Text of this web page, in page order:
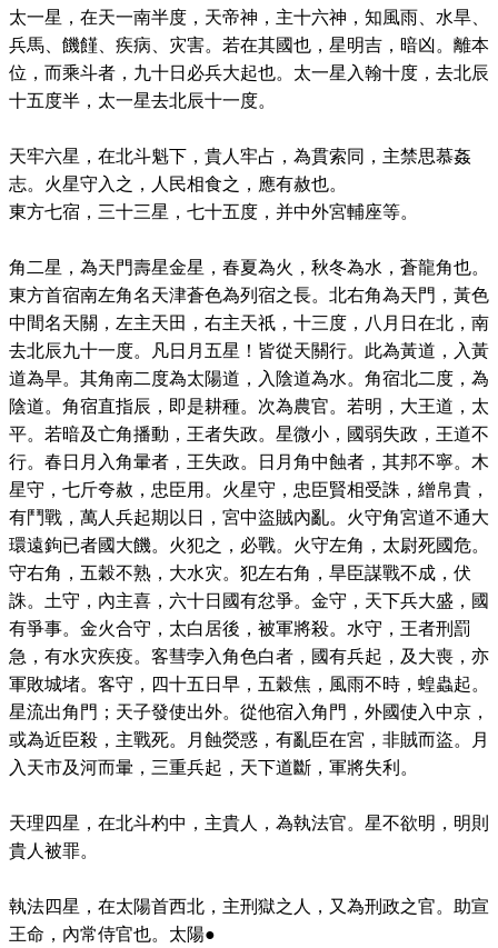
太一星，在天一南半度，天帝神，主十六神，知風雨、水旱、
兵馬、饑饉、疾病、灾害。若在其國也，星明吉，暗凶。離本
位，而乘斗者，九十日必兵大起也。太一星入翰十度，去北辰
十五度半，太一星去北辰十一度。
天牢六星，在北斗魁下，貴人牢占，為貫索同，主禁思慕姦
志。火星守入之，人民相食之，應有赦也。
東方七宿，三十三星，七十五度，并中外宮輔座等。
角二星，為天門壽星金星，春夏為火，秋冬為水，蒼龍角也。
東方首宿南左角名天津蒼色為列宿之長。北右角為天門，黃色
中間名天關，左主天田，右主天祇，十三度，八月日在北，南
去北辰九十一度。凡日月五星！皆從天關行。此為黃道，入黃
道為旱。其角南二度為太陽道，入陰道為水。角宿北二度，為
陰道。角宿直指辰，即是耕種。次為農官。若明，大王道，太
平。若暗及亡角播動，王者失政。星微小，國弱失政，王道不
行。春日月入角暈者，王失政。日月角中蝕者，其邦不寧。木
星守，七斤夸赦，忠臣用。火星守，忠臣賢相受誅，繒帛貴，
有鬥戰，萬人兵起期以日，宮中盜賊內亂。火守角宮道不通大
環遠鉤已者國大饑。火犯之，必戰。火守左角，太尉死國危。
守右角，五穀不熟，大水灾。犯左右角，旱臣謀戰不成，伏
誅。土守，內主喜，六十日國有忿爭。金守，天下兵大盛，國
有爭事。金火合守，太白居後，被軍將殺。水守，王者刑罰
急，有水灾疾疫。客彗孛入角色白者，國有兵起，及大喪，亦
軍敗城堵。客守，四十五日早，五穀焦，風雨不時，蝗蟲起。
星流出角門；天子發使出外。從他宿入角門，外國使入中京，
或為近臣殺，主戰死。月蝕熒惑，有亂臣在宮，非賊而盜。月
入天市及河而暈，三重兵起，天下道斷，軍將失利。
天理四星，在北斗杓中，主貴人，為執法官。星不欲明，明則
貴人被罪。
執法四星，在太陽首西北，主刑獄之人，又為刑政之官。助宣
王命，內常侍官也。太陽●